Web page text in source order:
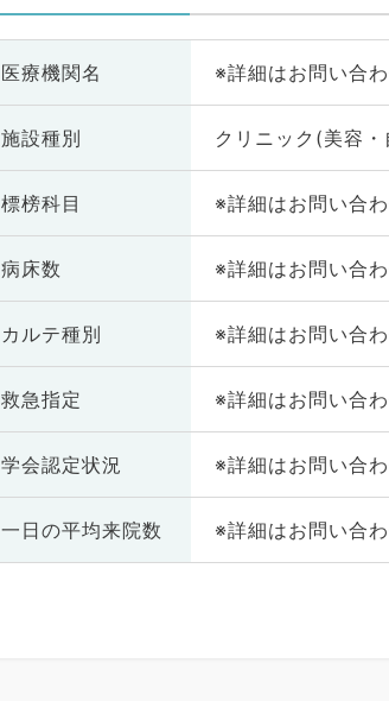
医療機関名 ※詳細はお問い合
施設種別 クリニック(美容・
標榜科目 ※詳細はお問い合
病床数 ※詳細はお問い合
カルテ種別 ※詳細はお問い合
救急指定 ※詳細はお問い合
学会認定状況 ※詳細はお問い合
一日の平均来院数 ※詳細はお問い合